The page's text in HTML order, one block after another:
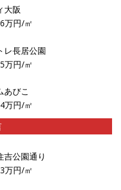
大阪
万円/㎡
レ長居公園
万円/㎡
あびこ
万円/㎡
吉公園通り
万円/㎡